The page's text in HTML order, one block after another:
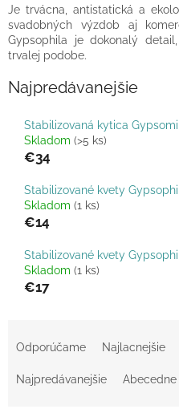
Je trvácna, antistatická a
svadobných výzdob aj
Gypsophila je dokonalý
trvalej podobe.
Najpredávanejšie
Stabilizovaná kytica
Skladom (>5 ks)
€34
Stabilizované kvety
Skladom (1 ks)
€14
Stabilizované kvety
Skladom (1 ks)
€17
Odporúčame Najlacnejšie
Najpredávanejšie Abecedne